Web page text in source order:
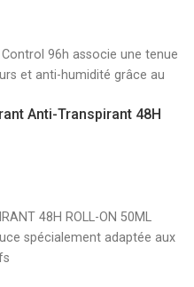
96h associe une tenue
et anti-humidité grâce au
Anti-Transpirant 48H
48H ROLL-ON 50ML
spécialement adaptée aux